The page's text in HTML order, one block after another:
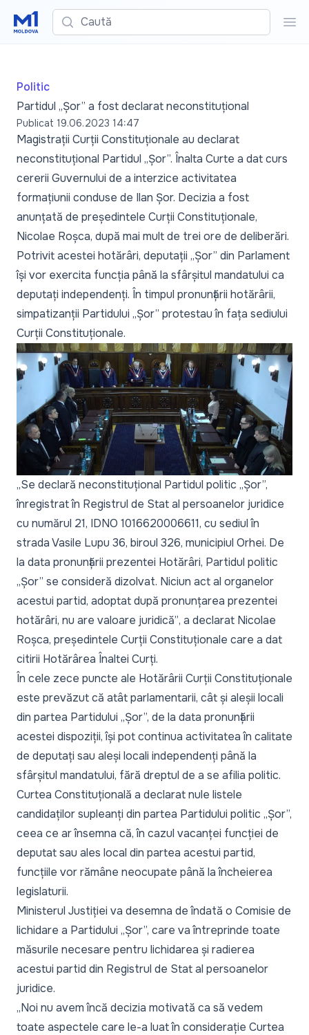
Caută
Politic
Partidul „Șor” a fost declarat neconstituțional
Publicat 19.06.2023 14:47
Magistrații Curții Constituționale au declarat
neconstituțional Partidul „Șor”. Înalta Curte a dat curs
cererii Guvernului de a interzice activitatea
formațiunii conduse de Ilan Șor. Decizia a fost
anunțată de președintele Curții Constituționale,
Nicolae Roșca, după mai mult de trei ore de deliberări.
Potrivit acestei hotărâri, deputații „Șor” din Parlament
își vor exercita funcția până la sfârșitul mandatului ca
deputați independenți. În timpul pronunțării hotărârii,
simpatizanții Partidului „Șor” protestau în fața sediului
Curții Constituționale.
„Se declară neconstituțional Partidul politic „Șor”,
înregistrat în Registrul de Stat al persoanelor juridice
cu numărul 21, IDNO 1016620006611, cu sediul în
strada Vasile Lupu 36, biroul 326, municipiul Orhei. De
la data pronunțării prezentei Hotărâri, Partidul politic
„Șor” se consideră dizolvat. Niciun act al organelor
acestui partid, adoptat după pronunțarea prezentei
hotărâri, nu are valoare juridică”, a declarat Nicolae
Roșca, președintele Curții Constituționale care a dat
citirii Hotărârea Înaltei Curți.
În cele zece puncte ale Hotărârii Curții Constituționale
este prevăzut că atât parlamentarii, cât și aleșii locali
din partea Partidului „Șor”, de la data pronunțării
acestei dispoziții, își pot continua activitatea în calitate
de deputați sau aleși locali independenți până la
sfârșitul mandatului, fără dreptul de a se afilia politic.
Curtea Constituțională a declarat nule listele
candidaților supleanți din partea Partidului politic „Șor”,
ceea ce ar însemna că, în cazul vacanței funcției de
deputat sau ales local din partea acestui partid,
funcțiile vor rămâne neocupate până la încheierea
legislaturii.
Ministerul Justiției va desemna de îndată o Comisie de
lichidare a Partidului „Șor”, care va întreprinde toate
măsurile necesare pentru lichidarea și radierea
acestui partid din Registrul de Stat al persoanelor
juridice.
„Noi nu avem încă decizia motivată ca să vedem
toate aspectele care le-a luat în considerație Curtea